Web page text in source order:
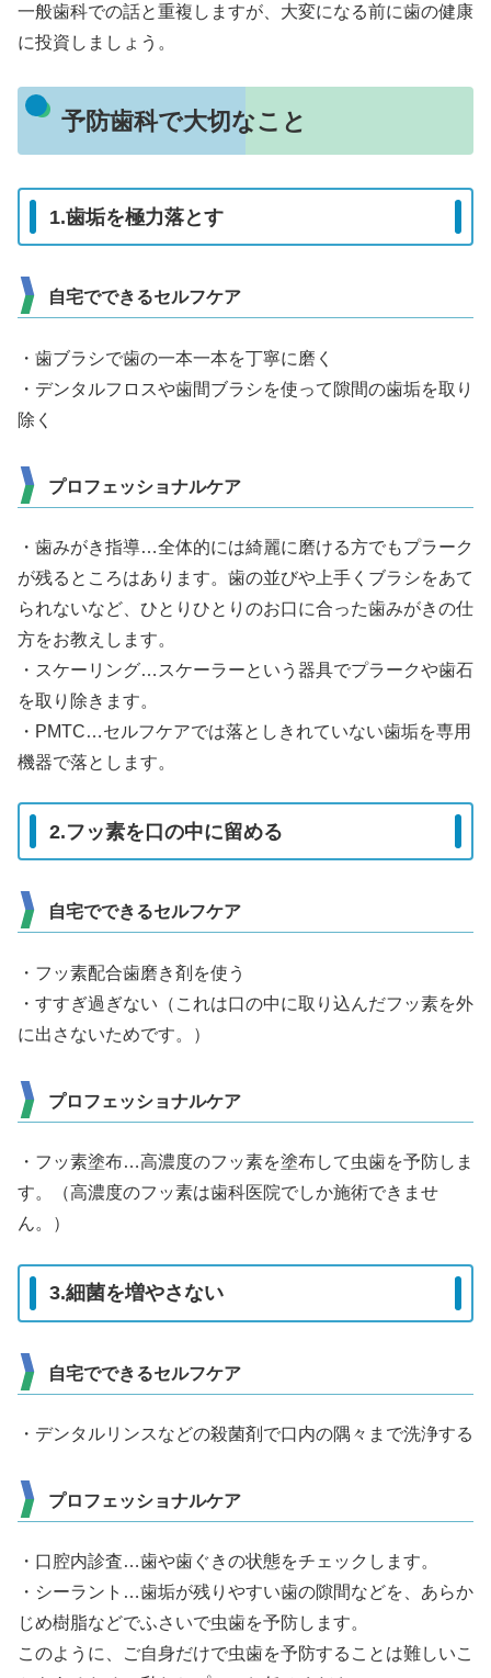
一般歯科での話と重複しますが、大変になる前に歯の健康
に投資しましょう。
予防歯科で大切なこと
1.歯垢を極力落とす
自宅でできるセルフケア
・歯ブラシで歯の一本一本を丁寧に磨く
・デンタルフロスや歯間ブラシを使って隙間の歯垢を取り
除く
プロフェッショナルケア
・歯みがき指導…全体的には綺麗に磨ける方でもプラーク
が残るところはあります。歯の並びや上手くブラシをあて
られないなど、ひとりひとりのお口に合った歯みがきの仕
方をお教えします。
・スケーリング…スケーラーという器具でプラークや歯石
を取り除きます。
・PMTC…セルフケアでは落としきれていない歯垢を専用
機器で落とします。
2.フッ素を口の中に留める
自宅でできるセルフケア
・フッ素配合歯磨き剤を使う
・すすぎ過ぎない（これは口の中に取り込んだフッ素を外
に出さないためです。）
プロフェッショナルケア
・フッ素塗布…高濃度のフッ素を塗布して虫歯を予防しま
す。（高濃度のフッ素は歯科医院でしか施術できませ
ん。）
3.細菌を増やさない
自宅でできるセルフケア
・デンタルリンスなどの殺菌剤で口内の隅々まで洗浄する
プロフェッショナルケア
・口腔内診査…歯や歯ぐきの状態をチェックします。
・シーラント…歯垢が残りやすい歯の隙間などを、あらか
じめ樹脂などでふさいで虫歯を予防します。
このように、ご自身だけで虫歯を予防することは難しいこ